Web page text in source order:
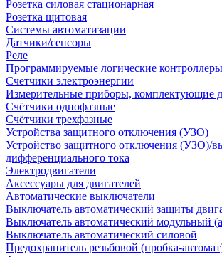
Розетка силовая стационарная
Розетка щитовая
Системы автоматизации
Датчики/сенсоры
Реле
Программируемые логические контроллеры
Счетчики электроэнергии
Измерительные приборы, комплектующие
Счётчики однофазные
Счётчики трехфазные
Устройства защитного отключения (УЗО)
Устройство защитного отключения (УЗО)/
дифференциального тока
Электродвигатели
Аксессуары для двигателей
Автоматические выключатели
Выключатель автоматический защиты
Выключатель автоматический модульный
Выключатель автоматический силовой
Предохранитель резьбовой (пробка-